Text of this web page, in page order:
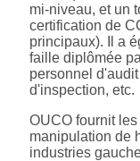
mi-niveau, et un
certification de
principaux). Il a
faille diplômée
personnel
d'inspection, etc.
OUCO fournit
manipulation de
industries